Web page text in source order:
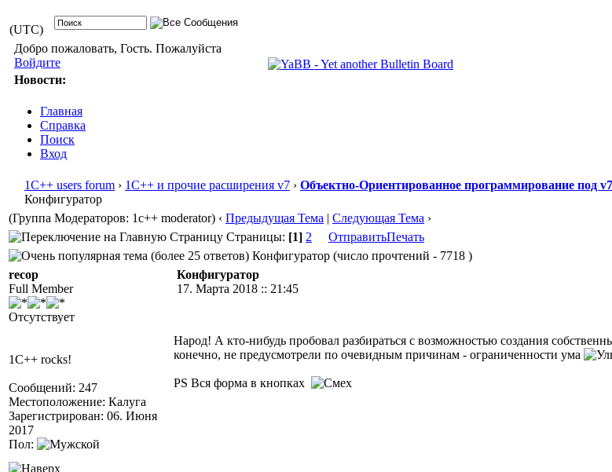
(UTC)
Добро пожаловать, Гость. Пожалуйста
Войдите
Новости:
Главная
Справка
Поиск
Вход
1С++ users forum › 1С++ и прочие расширения v7 › Объектно-Ориентированное программирование под
Конфигуратор
(Группа Модераторов: 1c++ moderator) ‹ Предыдущая Тема | Следующая Тема ›
Страницы: [1] 2 ОтправитьПечать
Конфигуратор (число прочтений - 7718 )
recop
Full Member
Отсутствует
1C++ rocks!
Сообщений: 247
Местоположение: Калуга
Зарегистрирован: 06. Июня
2017
Пол:
Конфигуратор
17. Марта 2018 :: 21:45
Народ! А кто-нибудь пробовал разбираться с возможностью создания
конечно, не предусмотрели по очевидным причинам - ограниченности ума
PS Вся форма в кнопках